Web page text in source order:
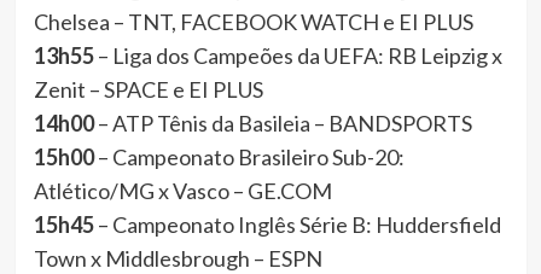
Chelsea – TNT, FACEBOOK WATCH e EI PLUS
13h55– Liga dos Campeões da UEFA: RB Leipzig x
Zenit – SPACE e EI PLUS
14h00– ATP Tênis da Basileia – BANDSPORTS
15h00– Campeonato Brasileiro Sub-20:
Atlético/MG x Vasco – GE.COM
15h45– Campeonato Inglês Série B: Huddersfield
Town x Middlesbrough – ESPN